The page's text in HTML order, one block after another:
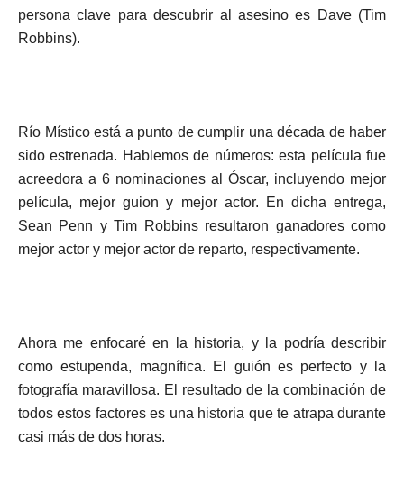
persona clave para descubrir al asesino es Dave (Tim
Robbins).
Río Místico está a punto de cumplir una década de haber
sido estrenada. Hablemos de números: esta película fue
acreedora a 6 nominaciones al Óscar, incluyendo mejor
película, mejor guion y mejor actor. En dicha entrega,
Sean Penn y Tim Robbins resultaron ganadores como
mejor actor y mejor actor de reparto, respectivamente.
Ahora me enfocaré en la historia, y la podría describir
como estupenda, magnífica. El guión es perfecto y la
fotografía maravillosa. El resultado de la combinación de
todos estos factores es una historia que te atrapa durante
casi más de dos horas.